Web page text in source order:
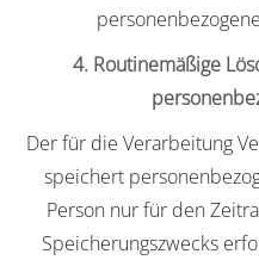
4. Routinemäßige
Der für die Verarbeitung
speichert
Person nur für den
Speicherungszwecks